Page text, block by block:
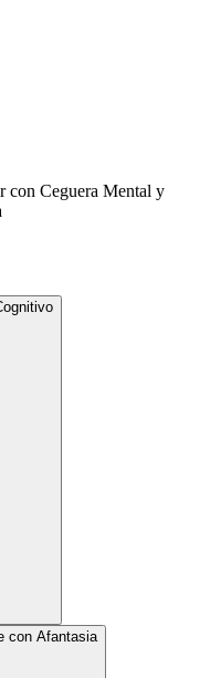
con Ceguera Mental y
con Afantasia